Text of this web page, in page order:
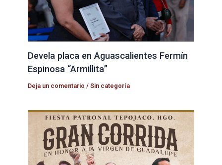
Devela placa en Aguascalientes Fermín
Espinosa “Armillita”
Deja un comentario /Sin categoría